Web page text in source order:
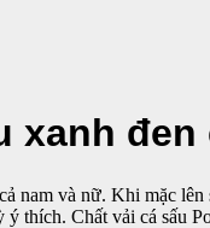
xanh
nam và nữ. Khi mặc
thích. Chất vải cá sấu